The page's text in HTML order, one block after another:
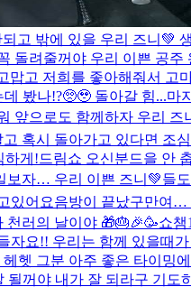
고 밖에 있을 우리 즈니💚
돌려줄꺼야 우리 이쁜 공주
고 저희를 좋아해줘서 고
봤나!?🥺🥹 돌아갈 힘...마
앞으로도 함께하자 우리
혹시 돌아가고 있다면 조
하게!드림쇼 오신분드을 안
보자… 우리 이쁜 즈니💚
있어요음방이 끝났구만여…
천러의 날이야 🎁🎂🎉🥳쇼챔
자요!! 우리는 함께 있을때
헷 그분 아주 좋은 타이밍
될꺼야 내가 잘 되라구 기도